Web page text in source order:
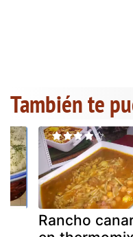
También te
Rancho